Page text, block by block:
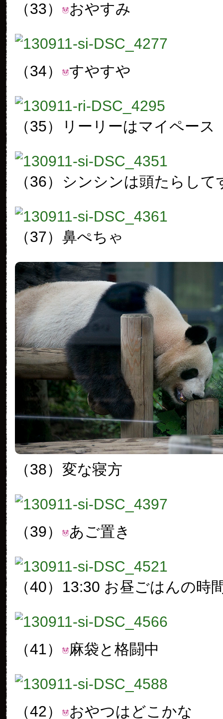
（33） おやすみ
（34） すやすや
（35） リーリーはマイペース
（36） シンシンは頭たらして
（37） 鼻ぺちゃ
（38） 変な寝方
（39） あご置き
（40） 13:30 お昼ごはんの時
（41） 麻袋と格闘中
（42） おやつはどこかな